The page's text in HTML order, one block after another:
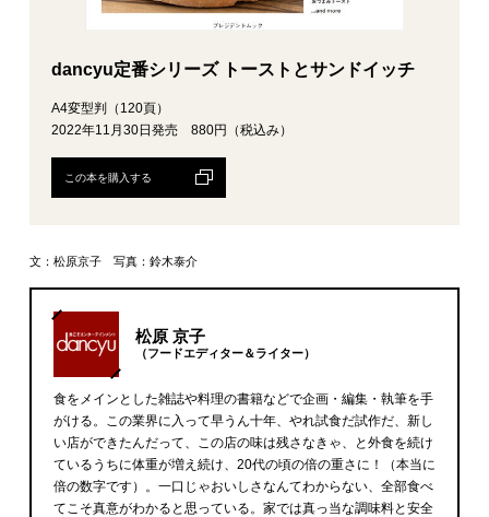
dancyu定番シリーズ トーストとサンドイッチ
A4変型判（120頁）
2022年11月30日発売 880円（税込み）
この本を購入する
文：松原京子 写真：鈴木泰介
松原 京子
（フードエディター＆ライター）
食をメインとした雑誌や料理の書籍などで企画・編集・執筆を手
がける。この業界に入って早うん十年、やれ試食だ試作だ、新し
い店ができたんだって、この店の味は残さなきゃ、と外食を続け
ているうちに体重が増え続け、20代の頃の倍の重さに！（本当に
倍の数字です）。一口じゃおいしさなんてわからない、全部食べ
てこそ真意がわかると思っている。家では真っ当な調味料と安全